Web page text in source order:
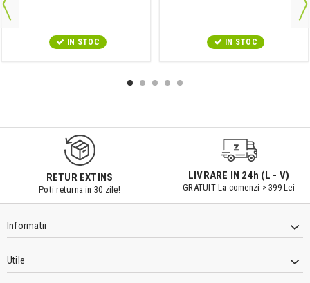
IN STOC IN STOC
RETUR EXTINS
Poti returna in 30 zile!
LIVRARE IN 24h (L - V)
GRATUIT La comenzi > 399 Lei
Informatii
Utile